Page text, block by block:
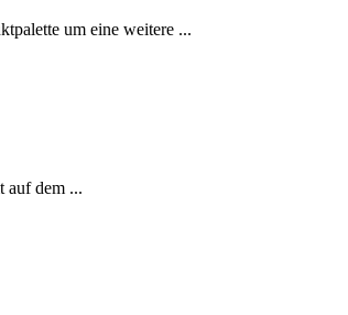
um eine weitere ...
auf dem ...